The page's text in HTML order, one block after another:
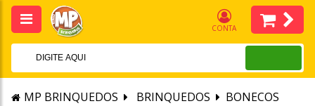
CONTA
MP BRINQUEDOS BRINQUEDOS BONECOS